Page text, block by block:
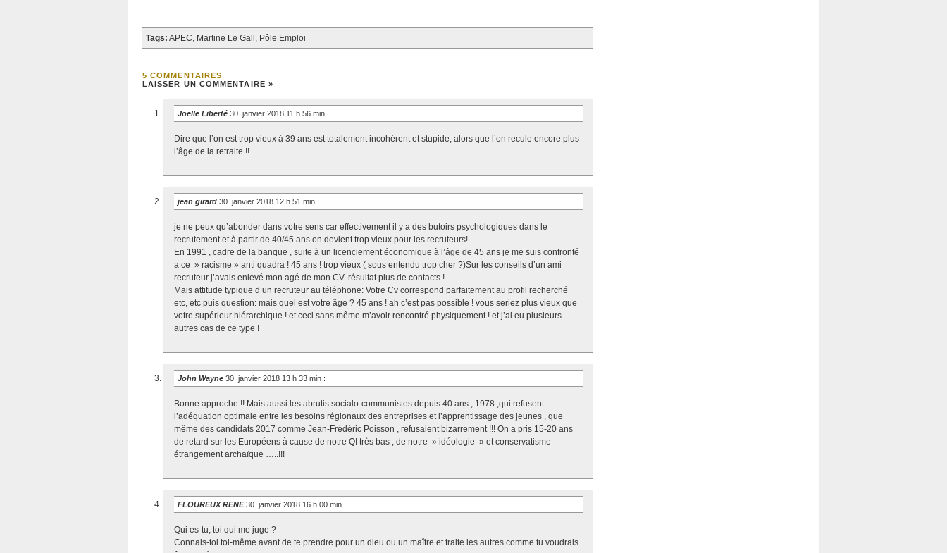
Tags: APEC, Martine Le Gall , Pôle Emploi
5 COMMENTAIRES
LAISSER UN COMMENTAIRE »
Joëlle Liberté 30. janvier 2018 11 h 56 min :
Dire que l’on est trop vieux à 39 ans est totalement incohérent et stupide, alors que l’on recule encore plus
l’âge de la retraite !!
jean girard 30. janvier 2018 12 h 51 min :
je ne peux qu’abonder dans votre sens car effectivement il y a des butoirs psychologiques dans le
recrutement et à partir de 40/45 ans on devient trop vieux pour les recruteurs!
En 1991 , cadre de la banque , suite à un licenciement économique à l’âge de 45 ans je me suis confronté
a ce » racisme » anti quadra ! 45 ans ! trop vieux ( sous entendu trop cher ?)Sur les conseils d’un ami
recruteur j’avais enlevé mon agé de mon CV. résultat plus de contacts !
Mais attitude typique d’un recruteur au téléphone: Votre Cv correspond parfaitement au profil recherché
etc, etc puis question: mais quel est votre âge ? 45 ans ! ah c’est pas possible ! vous seriez plus vieux que
votre supérieur hiérarchique ! et ceci sans même m’avoir rencontré physiquement ! et j’ai eu plusieurs
autres cas de ce type !
John Wayne 30. janvier 2018 13 h 33 min :
Bonne approche !! Mais aussi les abrutis socialo-communistes depuis 40 ans , 1978 ,qui refusent
l’adéquation optimale entre les besoins régionaux des entreprises et l’apprentissage des jeunes , que
même des candidats 2017 comme Jean-Frédéric Poisson , refusaient bizarrement !!! On a pris 15-20 ans
de retard sur les Européens à cause de notre QI très bas , de notre » idéologie » et conservatisme
étrangement archaïque …..!!!
FLOUREUX RENE 30. janvier 2018 16 h 00 min :
Qui es-tu, toi qui me juge ?
Connais-toi toi-même avant de te prendre pour un dieu ou un maître et traite les autres comme tu voudrais